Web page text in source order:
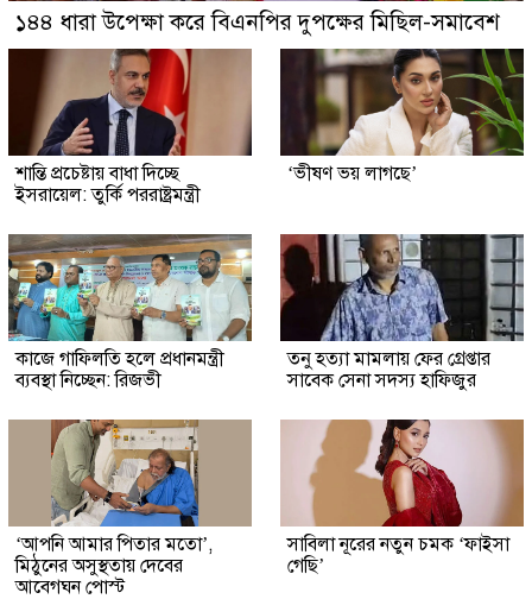
১৪৪ ধারা উপেক্ষা করে বিএনপির দুপক্ষের মিছিল-সমাবেশ
শান্তি প্রচেষ্টায় বাধা দিচ্ছে
ইসরায়েল: তুর্কি পররাষ্ট্রমন্ত্রী
‘ভীষণ ভয় লাগছে’
কাজে গাফিলতি হলে প্রধানমন্ত্রী
ব্যবস্থা নিচ্ছেন: রিজভী
তনু হত্যা মামলায় ফের গ্রেপ্তার
সাবেক সেনা সদস্য হাফিজুর
‘আপনি আমার পিতার মতো’,
মিঠুনের অসুস্থতায় দেবের
আবেগঘন পোস্ট
সাবিলা নূরের নতুন চমক ‘ফাইসা
গেছি’